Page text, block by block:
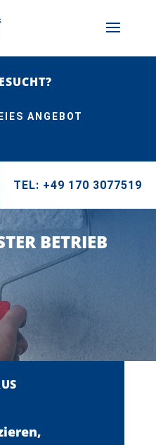
ANGEBOT
TEL: +49 170 3077519
BETRIEB